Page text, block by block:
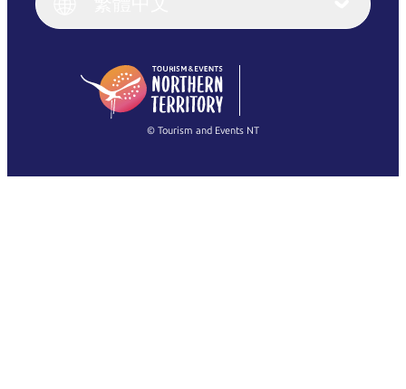
English (US)
English
(Singapore)
Français
繁體中文
© Tourism and Events NT